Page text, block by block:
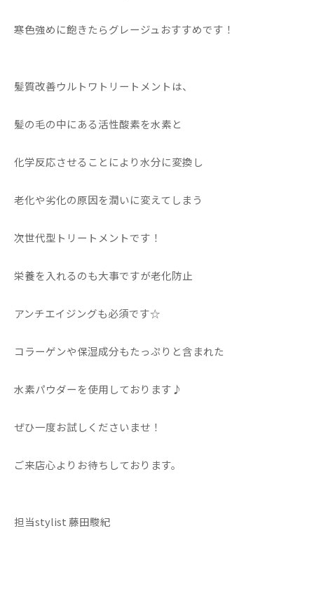
寒色強めに飽きたらグレージュおすすめです！
髪質改善ウルトワトリートメントは、
髪の毛の中にある活性酸素を水素と
化学反応させることにより水分に変換し
老化や劣化の原因を潤いに変えてしまう
次世代型トリートメントです！
栄養を入れるのも大事ですが老化防止
アンチエイジングも必須です☆
コラーゲンや保湿成分もたっぷりと含まれた
水素パウダーを使用しております♪
ぜひ一度お試しくださいませ！
ご来店心よりお待ちしております。
担当stylist 藤田駿紀